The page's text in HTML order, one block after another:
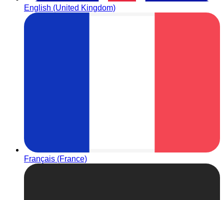
English (United Kingdom)
Français (France)